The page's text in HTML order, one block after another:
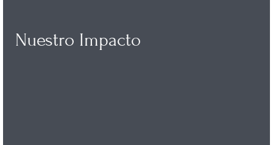
Nuestro Impacto